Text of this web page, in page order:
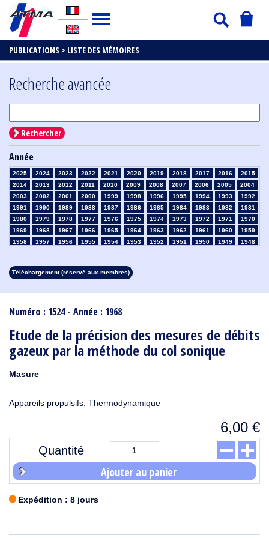
PUBLICATIONS > LISTE DES MÉMOIRES
Numéro : 1524 - Année : 1968
Etude de la précision des mesures de débits
gazeux par la méthode du col sonique
Masure
Appareils propulsifs, Thermodynamique
6,00 €
Quantité
Ajouter au panier
Expédition : 8 jours
Recherche avancée
Rechercher
Année
2025 2024 2023 2022 2021 2020 2019 2018 2017 2016
2015
2014
2013 2012 2011 2010 2009 2008 2007 2006 2005
2004
2003
2002 2001 2000 1999 1998 1996 1995 1994 1993
1992
1991
1990 1989 1988 1987 1986 1985 1984 1983 1982
1981
1980
1979 1978 1977 1976 1975 1974 1973 1972 1971
1970
1969
1968 1967 1966 1965 1964 1963 1962 1961 1960
1959
1958
1957 1956 1955 1954 1953 1952 1951 1950 1949
1948
1913
1912 1911 1910 1909 1908
Téléchargement (réservé aux membres)